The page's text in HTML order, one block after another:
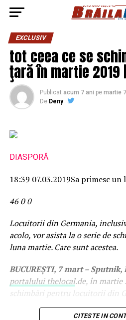
EXCLUSIV
tot ceea ce se
ţară în martie 2019
Publicat acum 7 ani pe martie
De Deny
DIASPORĂ
18:39 07.03.2019Sa primesc un
4600
Locuitorii din Germania,
acolo, vor asista la o serie de
luna martie. Care sunt acestea.
BUCUREŞTI, 7 mart –
portalului thelocal.de, în martie
schimbări pentru locuitorii din
CITESTE IN